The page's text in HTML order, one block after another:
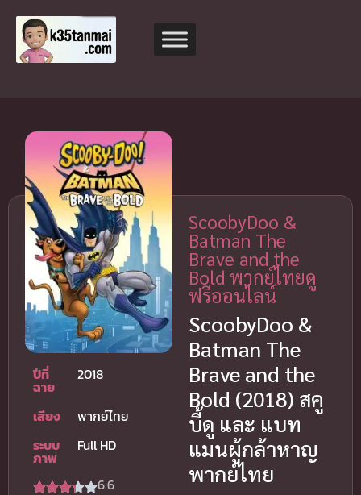
ปีที่
ฉาย
2018
เสียง
พากย์ไทย
ระบบ
ภาพ
Full HD
6.6
ScoobyDoo &
Batman The
Brave and the
Bold พากย์ไทยดู
ฟรีออนไลน์
ScoobyDoo &
Batman The
Brave and the
Bold (2018) สคู
บี้ดู และ แบท
แมนผู้กล้าหาญ
พากย์ไทย